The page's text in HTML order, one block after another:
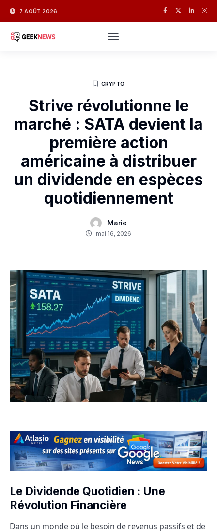
7 AOÛT 2026
CRYPTO
Strive révolutionne le
marché : SATA devient la
première action
américaine à distribuer
un dividende en espèces
quotidiennement
Marie
mai 16, 2026
Le Dividende Quotidien : Une
Révolution Financière
Dans un monde où le besoin de revenus passifs et de